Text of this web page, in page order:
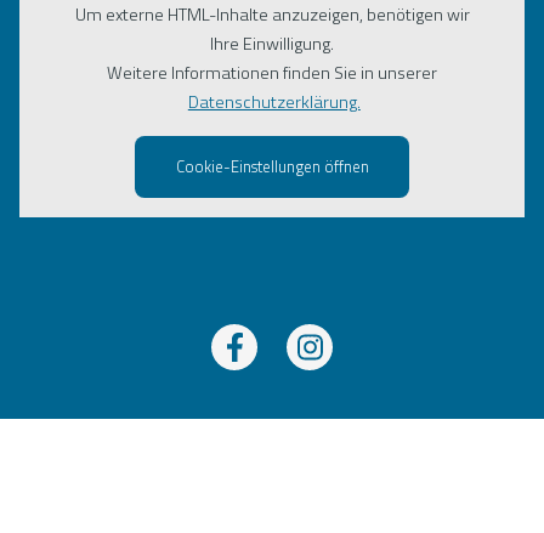
Um externe HTML-Inhalte anzuzeigen, benötigen wir
Ihre Einwilligung.
Weitere Informationen finden Sie in unserer
Datenschutzerklärung.
Cookie-Einstellungen öffnen